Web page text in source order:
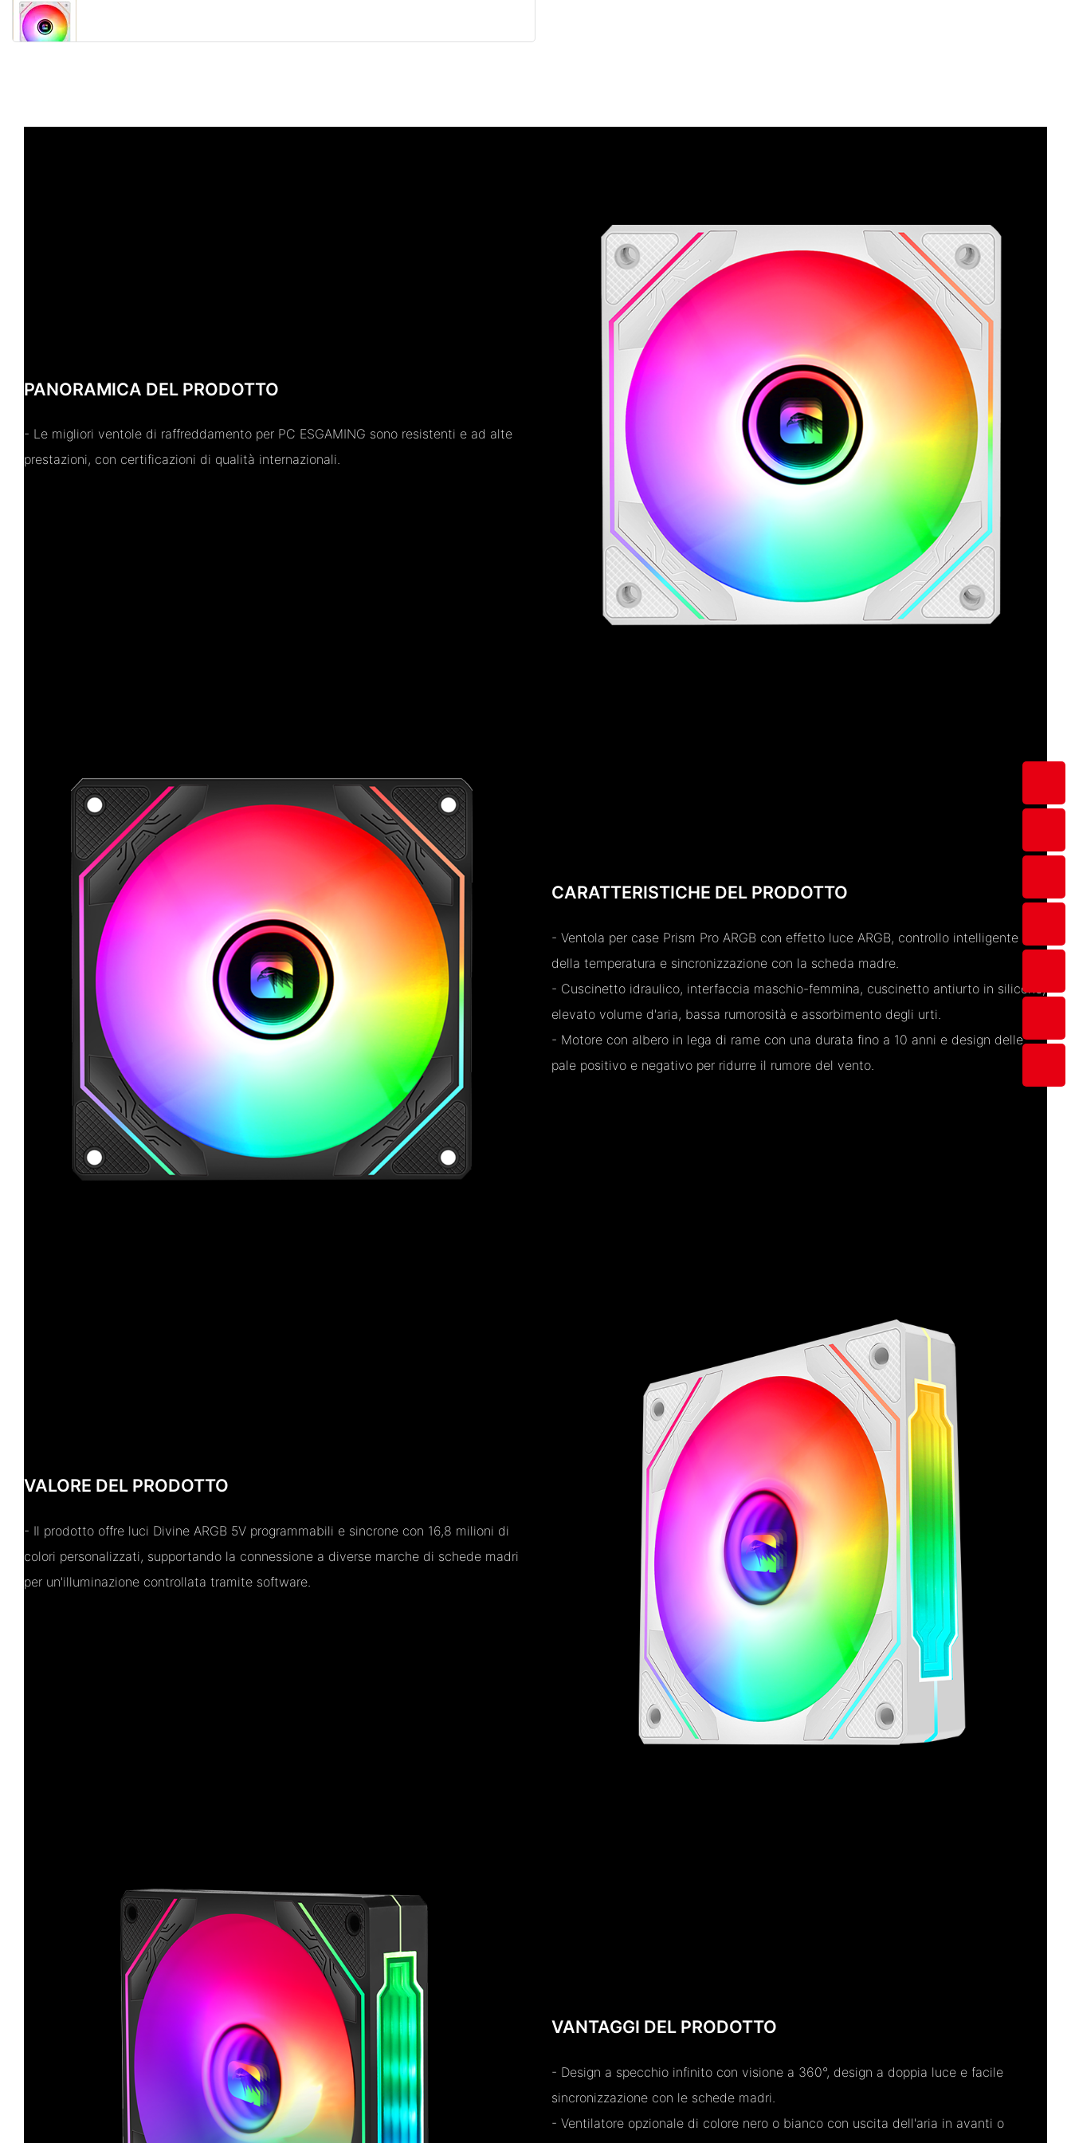
PANORAMICA DEL PRODOTTO
- Le migliori ventole di raffreddamento per PC ESGAMING sono resistenti e ad alte
prestazioni, con certificazioni di qualità internazionali.
CARATTERISTICHE DEL PRODOTTO
- Ventola per case Prism Pro ARGB con effetto luce ARGB, controllo intelligente
della temperatura e sincronizzazione con la scheda madre.
- Cuscinetto idraulico, interfaccia maschio-femmina, cuscinetto antiurto in silicone,
elevato volume d'aria, bassa rumorosità e assorbimento degli urti.
- Motore con albero in lega di rame con una durata fino a 10 anni e design delle
pale positivo e negativo per ridurre il rumore del vento.
VALORE DEL PRODOTTO
- Il prodotto offre luci Divine ARGB 5V programmabili e sincrone con 16,8 milioni di
colori personalizzati, supportando la connessione a diverse marche di schede madri
per un'illuminazione controllata tramite software.
VANTAGGI DEL PRODOTTO
- Design a specchio infinito con visione a 360°, design a doppia luce e facile
sincronizzazione con le schede madri.
- Ventilatore opzionale di colore nero o bianco con uscita dell'aria in avanti o